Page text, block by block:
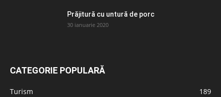
Prăjitură cu untură de porc
30 ianuarie 2020
CATEGORIE POPULARĂ
Turism
189